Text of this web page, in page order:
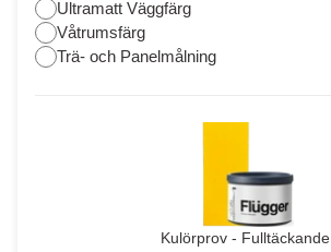
Ultramatt Väggfärg
Våtrumsfärg
Trä- och Panelmålning
Kulörprov - Fulltäckande